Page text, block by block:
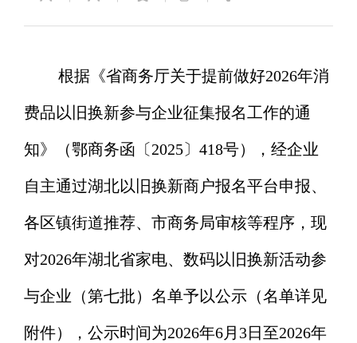
根据《省商务厅关于提前做好2026年消
费品以旧换新参与企业征集报名工作的通
知》（鄂商务函〔2025〕418号） ，经企业
自主通过湖北以旧换新商户报名平台申报、
各区镇街道推荐、市商务局审核等程序，现
对2026年湖北省家电、 数码以旧换新活动参
与企业（第七批） 名单予以公示（名单详见
附件），公示时间为2026年6月 3日至2026年